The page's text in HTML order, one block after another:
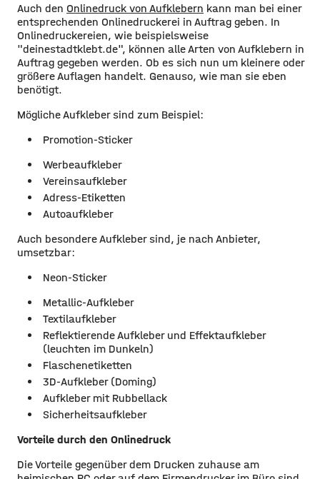
Auch den Onlinedruck von Aufklebern kann man bei einer
entsprechenden Onlinedruckerei in Auftrag geben. In
Onlinedruckereien, wie beispielsweise
"deinestadtklebt.de", können alle Arten von Aufklebern in
Auftrag gegeben werden. Ob es sich nun um kleinere oder
größere Auflagen handelt. Genauso, wie man sie eben
benötigt.
Mögliche Aufkleber sind zum Beispiel:
Promotion-Sticker
Werbeaufkleber
Vereinsaufkleber
Adress-Etiketten
Autoaufkleber
Auch besondere Aufkleber sind, je nach Anbieter,
umsetzbar:
Neon-Sticker
Metallic-Aufkleber
Textilaufkleber
Reflektierende Aufkleber und Effektaufkleber
(leuchten im Dunkeln)
Flaschenetiketten
3D-Aufkleber (Doming)
Aufkleber mit Rubbellack
Sicherheitsaufkleber
Vorteile durch den Onlinedruck
Die Vorteile gegenüber dem Drucken zuhause am